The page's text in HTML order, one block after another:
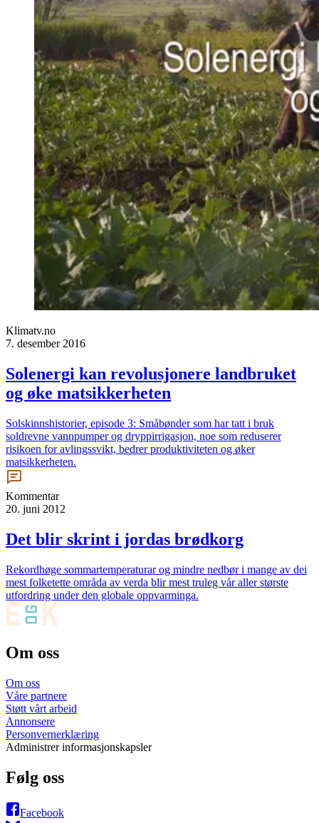
Klimatv.no
7. desember 2016
Solenergi kan revolusjonere landbruket
og øke matsikkerheten
Solskinnshistorier, episode 3: Småbønder som har tatt i bruk
soldrevne vannpumper og dryppirrigasjon, noe som reduserer
risikoen for avlingssvikt, bedrer produktiviteten og øker
matsikkerheten.
Kommentar
20. juni 2012
Det blir skrint i jordas brødkorg
Rekordhøge sommartemperaturar og mindre nedbør i mange av dei
mest folketette områda av verda blir mest truleg vår aller største
utfordring under den globale oppvarminga.
Om oss
Om oss
Våre partnere
Støtt vårt arbeid
Annonsere
Personvernerklæring
Administrer informasjonskapsler
Følg oss
Facebook